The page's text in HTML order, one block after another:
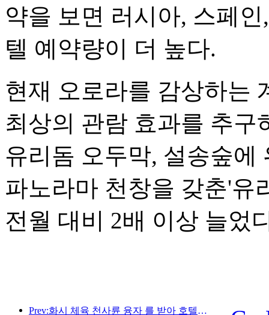
약을 보면 러시아, 스페
텔 예약량이 더 높다.
현재 오로라를 감상하는
최상의 관람 효과를 추구
유리돔 오두막, 설송숲에
파노라마 천창을 갖춘'유
전월 대비 2배 이상 늘었
Prev:화시 체육 천사륜 융자 를 받아 호텔업 의 디지털화 업그레이드 를 이끌다